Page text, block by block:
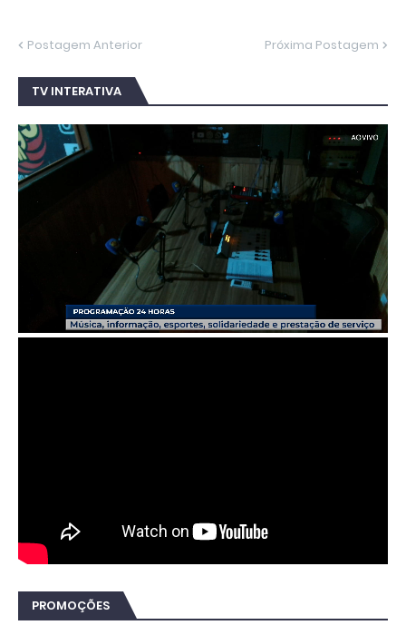
Postagem Anterior Próxima Postagem
TV INTERATIVA
PROMOÇÕES